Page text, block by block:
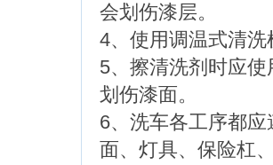
会划伤漆层。
4、使用调温式清
5、擦清洗剂时应
划伤漆面。
6、洗车各工序都
面、灯具、保险杠